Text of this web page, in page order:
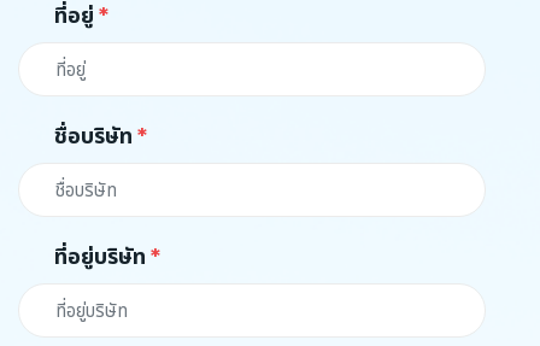
ที่อยู่
ชื่อบริษัท
ที่อยู่บริษัท